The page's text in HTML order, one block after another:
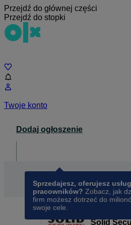
Przejdź do głównej części
Przejdź do stopki
Twoje konto
Dodaj ogłoszenie
Sprzedajesz, oferujesz
pracowników? Zobacz, jak
firm możesz dotrzeć do
swoje cele.
Solid